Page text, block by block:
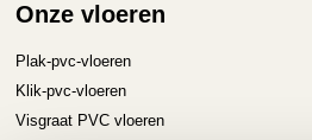
Onze vloeren
Plak-pvc-vloeren
Klik-pvc-vloeren
Visgraat PVC vloeren